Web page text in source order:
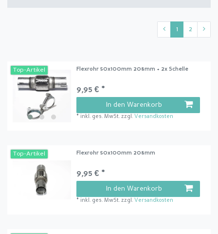
1 2
Top-Artikel Flexrohr 50x100mm 208mm + 2x Schelle
9,95 € *
In den Warenkorb
* inkl. ges. MwSt. zzgl. Versandkosten
Top-Artikel Flexrohr 50x100mm 208mm
9,95 € *
In den Warenkorb
* inkl. ges. MwSt. zzgl. Versandkosten